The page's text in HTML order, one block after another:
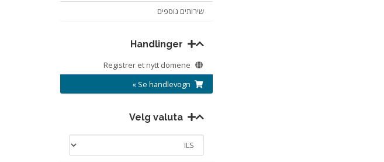
שירותים נוספים
Se handlevogn »
Velg valuta